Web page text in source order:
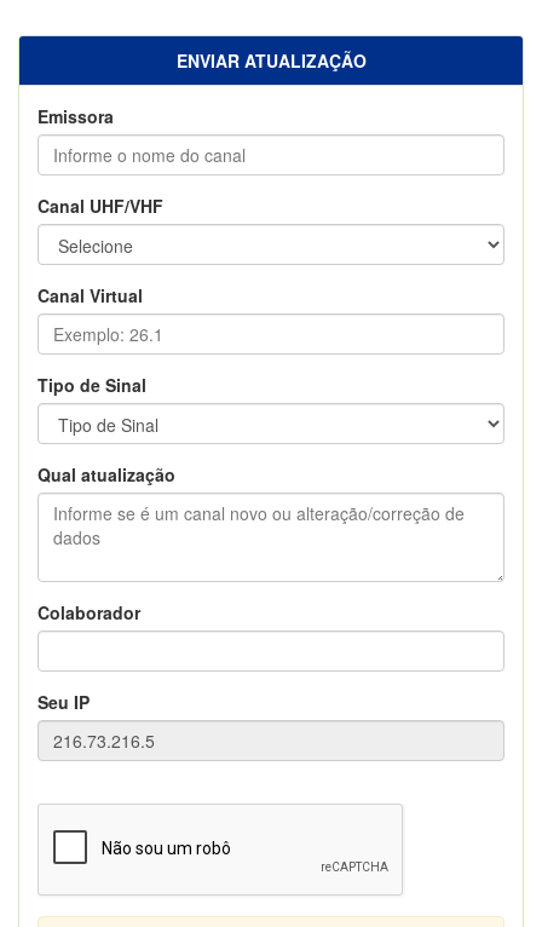
ENVIAR ATUALIZAÇÃO
Emissora
Canal UHF/VHF
Canal Virtual
Tipo de Sinal
Qual atualização
Colaborador
Seu IP